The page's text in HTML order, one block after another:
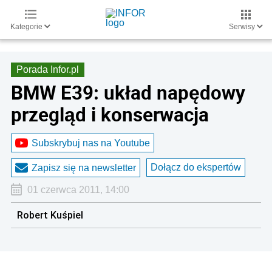
Kategorie Serwisy
Porada Infor.pl
BMW E39: układ napędowy
przegląd i konserwacja
Subskrybuj nas na Youtube
Zapisz się na newsletter Dołącz do ekspertów
01 czerwca 2011, 14:00
Robert Kuśpiel